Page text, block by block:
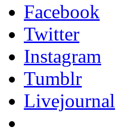
Facebook
Twitter
Instagram
Tumblr
Livejournal